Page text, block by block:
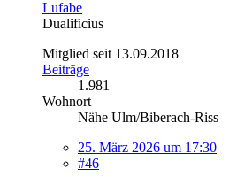
Lufabe
Dualificius
Mitglied seit 13.09.2018
Beiträge
1.981
Wohnort
Nähe Ulm/Biberach-Riss
25. März 2026 um 17:30
#46